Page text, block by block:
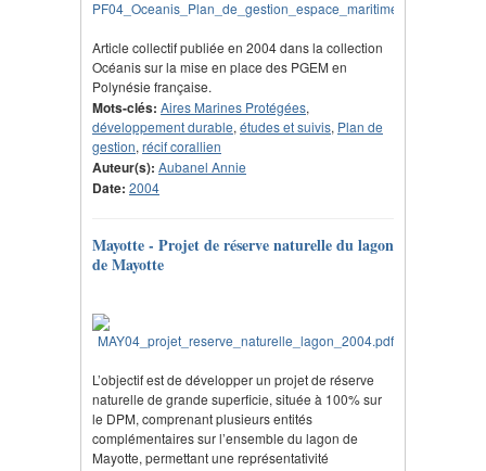
Article collectif publiée en 2004 dans la collection
Océanis sur la mise en place des PGEM en
Polynésie française.
Mots-clés: Aires Marines Protégées,
développement durable, études et suivis, Plan de
gestion, récif corallien
Auteur(s): Aubanel Annie
Date: 2004
Mayotte - Projet de réserve naturelle du lagon
de Mayotte
L’objectif est de développer un projet de réserve
naturelle de grande superficie, située à 100% sur
le DPM, comprenant plusieurs entités
complémentaires sur l’ensemble du lagon de
Mayotte, permettant une représentativité